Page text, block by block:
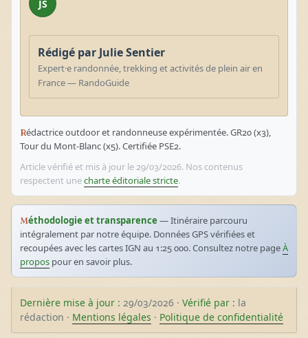
JS
Rédigé par Julie Sentier
Expert·e randonnée, trekking et activités de plein air en
France — RandoGuide
Rédactrice outdoor et randonneuse expérimentée. GR20 (x3),
Tour du Mont-Blanc (x5). Certifiée PSE2.
Article vérifié et mis à jour le 29/03/2026. Nos contenus
respectent unecharte éditoriale stricte.
Méthodologie et transparence — Itinéraire parcouru
intégralement par notre équipe. Données GPS vérifiées et
recoupées avec les cartes IGN au 1:25 000. Consultez notre pageÀ
propos pour en savoir plus.
Dernière mise à jour : 29/03/2026 · Vérifié par : la
rédaction · Mentions légales · Politique de confidentialité